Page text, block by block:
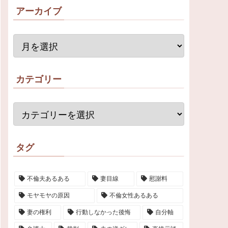
アーカイブ
カテゴリー
タグ
不倫夫あるある 妻目線 慰謝料
モヤモヤの原因 不倫女性あるある
妻の権利 行動しなかった後悔 自分軸